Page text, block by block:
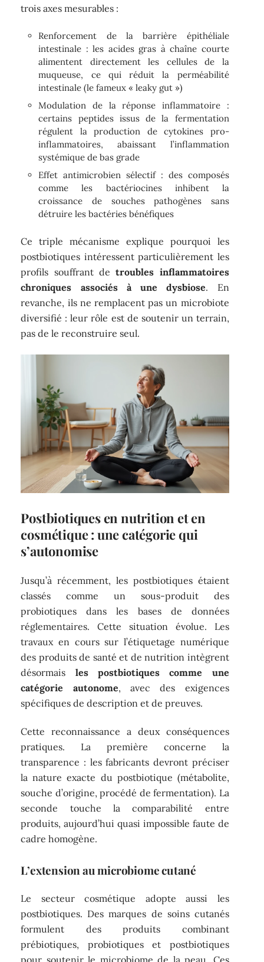
trois axes mesurables :
Renforcement de la barrière épithéliale
intestinale : les acides gras à chaîne courte
alimentent directement les cellules de la
muqueuse, ce qui réduit la perméabilité
intestinale (le fameux « leaky gut »)
Modulation de la réponse inflammatoire :
certains peptides issus de la fermentation
régulent la production de cytokines pro-
inflammatoires, abaissant l’inflammation
systémique de bas grade
Effet antimicrobien sélectif : des composés
comme les bactériocines inhibent la
croissance de souches pathogènes sans
détruire les bactéries bénéfiques
Ce triple mécanisme explique pourquoi les
postbiotiques intéressent particulièrement les
profils souffrant detroubles inflammatoires
chroniques associés à une dysbiose. En
revanche, ils ne remplacent pas un microbiote
diversifié : leur rôle est de soutenir un terrain,
pas de le reconstruire seul.
Postbiotiques en nutrition et en
cosmétique : une catégorie qui
s’autonomise
Jusqu’à récemment, les postbiotiques étaient
classés comme un sous-produit des
probiotiques dans les bases de données
réglementaires. Cette situation évolue. Les
travaux en cours sur l’étiquetage numérique
des produits de santé et de nutrition intègrent
désormais les postbiotiques comme une
catégorie autonome, avec des exigences
spécifiques de description et de preuves.
Cette reconnaissance a deux conséquences
pratiques. La première concerne la
transparence : les fabricants devront préciser
la nature exacte du postbiotique (métabolite,
souche d’origine, procédé de fermentation). La
seconde touche la comparabilité entre
produits, aujourd’hui quasi impossible faute de
cadre homogène.
L’extension au microbiome cutané
Le secteur cosmétique adopte aussi les
postbiotiques. Des marques de soins cutanés
formulent des produits combinant
prébiotiques, probiotiques et postbiotiques
pour soutenir le microbiome de la peau. Ces